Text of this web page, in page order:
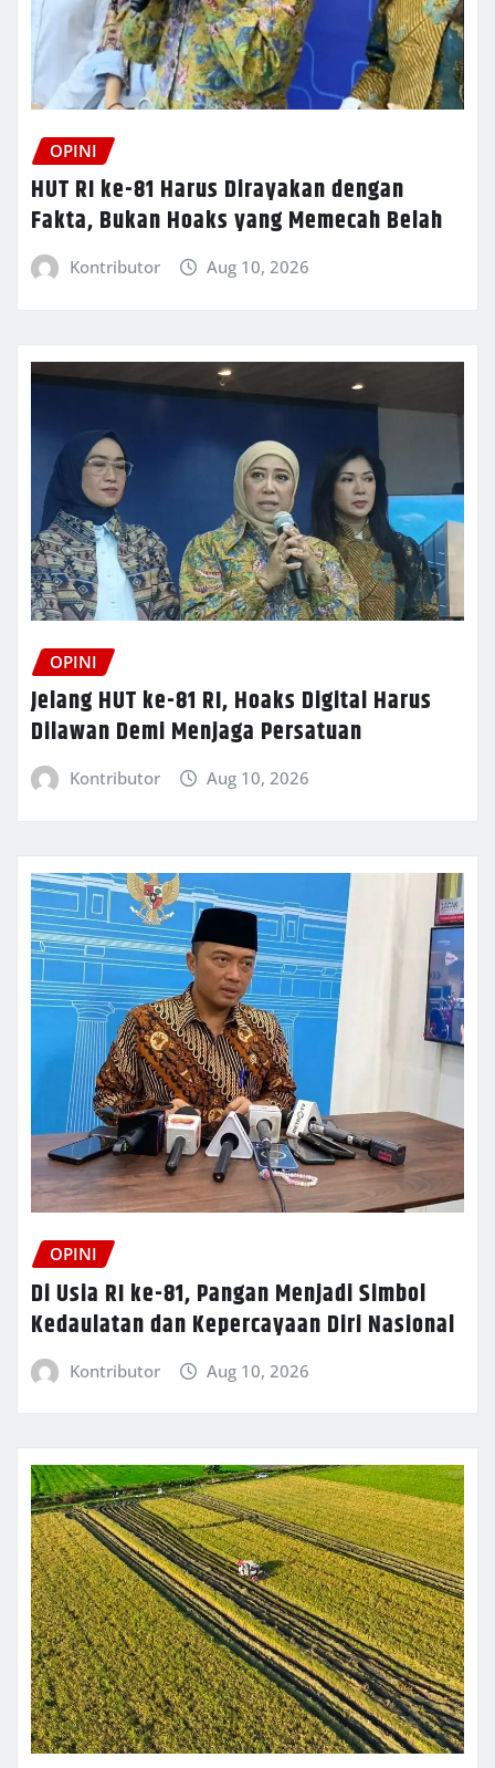
OPINI
HUT RI ke-81 Harus Dirayakan dengan
Fakta, Bukan Hoaks yang Memecah Belah
Kontributor Aug 10, 2026
OPINI
Jelang HUT ke-81 RI, Hoaks Digital Harus
Dilawan Demi Menjaga Persatuan
Kontributor Aug 10, 2026
OPINI
Di Usia RI ke-81, Pangan Menjadi Simbol
Kedaulatan dan Kepercayaan Diri Nasional
Kontributor Aug 10, 2026